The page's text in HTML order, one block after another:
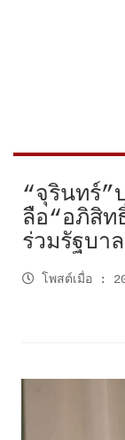
“จุรินทร์”
ลือ“อภิสิ
ร่วมรัฐบา
โพสต์เมื่อ :